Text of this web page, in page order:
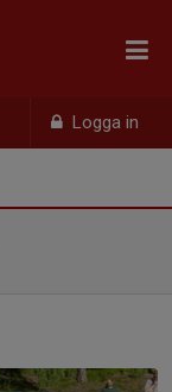
Logga in